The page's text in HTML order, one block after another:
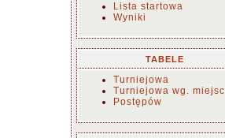
Lista startowa
Wyniki
TABELE
Turniejowa
Turniejowa wg. miejsc
Postępów